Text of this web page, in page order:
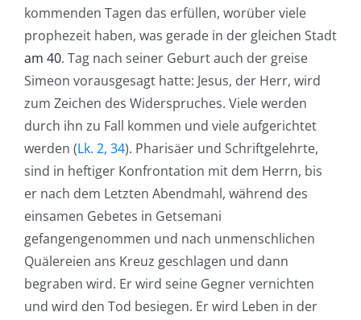
kommenden Tagen das erfüllen, worüber viele
prophezeit haben, was gerade in der gleichen Stadt
am 40. Tag nach seiner Geburt auch der greise
Simeon vorausgesagt hatte: Jesus, der Herr, wird
zum Zeichen des Widerspruches. Viele werden
durch ihn zu Fall kommen und viele aufgerichtet
werden (Lk. 2, 34). Pharisäer und Schriftgelehrte,
sind in heftiger Konfrontation mit dem Herrn, bis
er nach dem Letzten Abendmahl, während des
einsamen Gebetes in Getsemani
gefangengenommen und nach unmenschlichen
Quälereien ans Kreuz geschlagen und dann
begraben wird. Er wird seine Gegner vernichten
und wird den Tod besiegen. Er wird Leben in der